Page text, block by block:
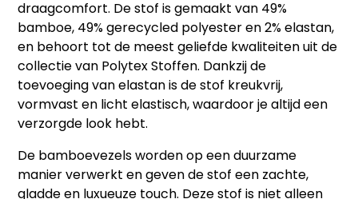
draagcomfort. De stof is gemaakt van 49%
bamboe, 49% gerecycled polyester en 2% elastan,
en behoort tot de meest geliefde kwaliteiten uit de
collectie van Polytex Stoffen. Dankzij de
toevoeging van elastan is de stof kreukvrij,
vormvast en licht elastisch, waardoor je altijd een
verzorgde look hebt.
De bamboevezels worden op een duurzame
manier verwerkt en geven de stof een zachte,
gladde en luxueuze touch. Deze stof is niet alleen